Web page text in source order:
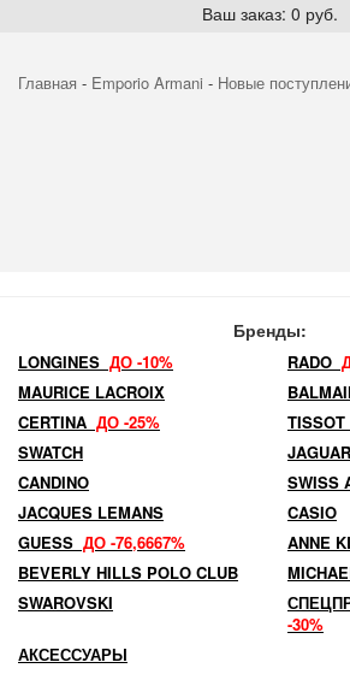
Ваш заказ: 0 руб.
Главная - Emporio Armani - Новые
Бренды:
LONGINES ДО -10% RADO
MAURICE LACROIX
CERTINA ДО -25% TISSOT
SWATCH
JAGUAR
CANDINO
SWISS
JACQUES LEMANS
CASIO
GUESS ДО -76,6667% ANNE
BEVERLY HILLS POLO CLUB
SWAROVSKI
-30%
АКСЕССУАРЫ